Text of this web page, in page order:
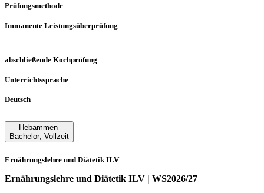
Prüfungsmethode
Immanente Leistungsüberprüfung
abschließende Kochprüfung
Unterrichtssprache
Deutsch
Hebammen
Bachelor, Vollzeit
Ernährungslehre und Diätetik ILV
Ernährungslehre und Diätetik ILV | WS2026/27